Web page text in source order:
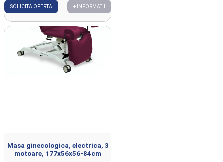
SOLICITĂ OFERTĂ + INFORMAȚII
Masa ginecologica, electrica, 3
motoare, 177x56x56-84cm